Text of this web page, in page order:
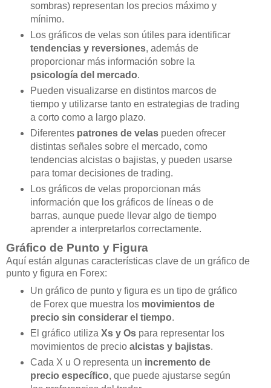
sombras) representan los precios máximo y
mínimo.
Los gráficos de velas son útiles para identificar
tendencias y reversiones, además de
proporcionar más información sobre la
psicología del mercado.
Pueden visualizarse en distintos marcos de
tiempo y utilizarse tanto en estrategias de trading
a corto como a largo plazo.
Diferentes patrones de velaspueden ofrecer
distintas señales sobre el mercado, como
tendencias alcistas o bajistas, y pueden usarse
para tomar decisiones de trading.
Los gráficos de velas proporcionan más
información que los gráficos de líneas o de
barras, aunque puede llevar algo de tiempo
aprender a interpretarlos correctamente.
Gráfico de Punto y Figura
Aquí están algunas características clave de un gráfico de
punto y figura en Forex:
Un gráfico de punto y figura es un tipo de gráfico
de Forex que muestra los movimientos de
precio sin considerar el tiempo.
El gráfico utiliza Xs y Ospara representar los
movimientos de precio alcistas y bajistas.
Cada X u O representa un incremento de
precio específico, que puede ajustarse según